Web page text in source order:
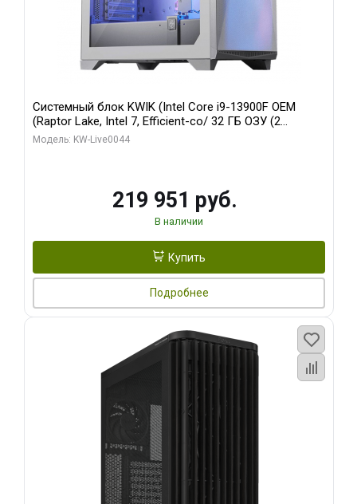
Системный блок KWIK (Intel Core i9-13900F OEM
(Raptor Lake, Intel 7, Efficient-co/ 32 ГБ ОЗУ (2
модуля)/ Gigabyte RTX5070Ti AERO OC 16GB GDDR7
Модель: KW-Live0044
219 951 руб.
В наличии
Купить
Подробнее